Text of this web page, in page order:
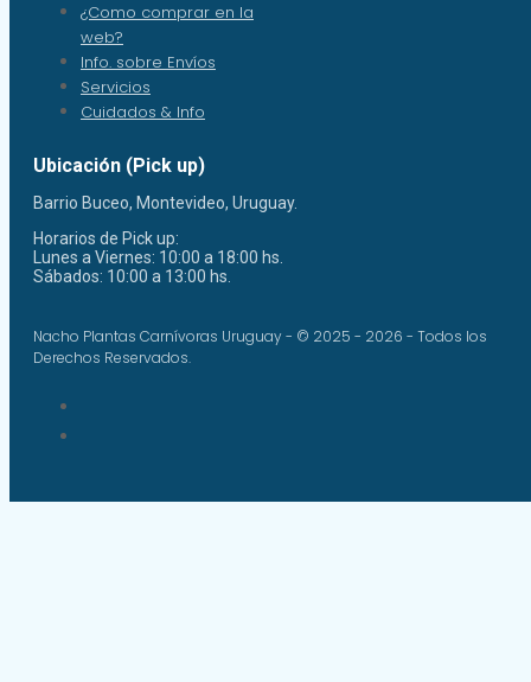
¿Como comprar en la
web?
Info. sobre Envíos
Servicios
Cuidados & Info
Ubicación (Pick up)
Barrio Buceo, Montevideo, Uruguay.
Horarios de Pick up:
Lunes a Viernes: 10:00 a 18:00 hs.
Sábados: 10:00 a 13:00 hs.
Nacho Plantas Carnívoras Uruguay - © 2025 - 2026 - Todos los
Derechos Reservados.